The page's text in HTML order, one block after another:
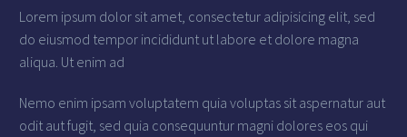
Lorem ipsum dolor sit amet, consectetur adipisicing elit, sed
do eiusmod tempor incididunt ut labore et dolore magna
aliqua. Ut enim ad
Nemo enim ipsam voluptatem quia voluptas sit aspernatur aut
odit aut fugit, sed quia consequuntur magni dolores eos qui